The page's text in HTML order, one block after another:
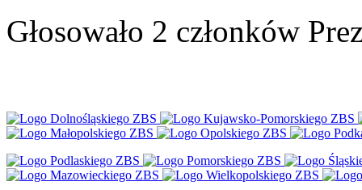
Głosowało 2 członków